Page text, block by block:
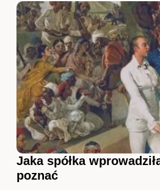
Jaka spółka
poznać